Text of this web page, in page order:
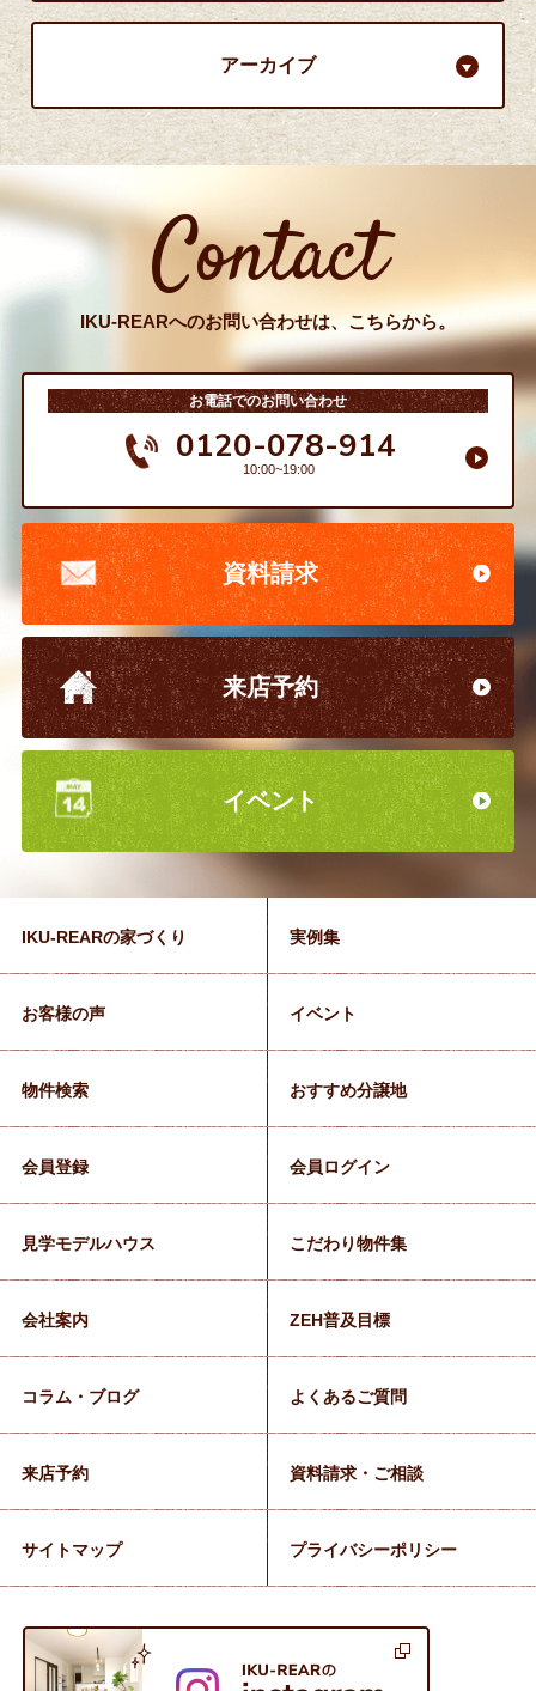
アーカイブ
Contact
IKU-REARへのお問い合わせは、こちらから。
お電話でのお問い合わせ
0120-078-914
10:00~19:00
資料請求
来店予約
イベント
IKU-REARの家づくり 実例集
お客様の声 イベント
物件検索 おすすめ分譲地
会員登録 会員ログイン
見学モデルハウス こだわり物件集
会社案内 ZEH普及目標
コラム・ブログ よくあるご質問
来店予約 資料請求・ご相談
サイトマップ プライバシーポリシー